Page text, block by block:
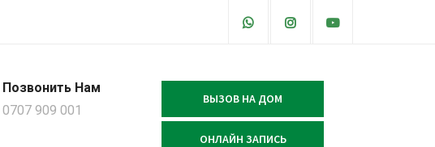
Позвонить Нам
0707 909 001
ВЫЗОВ НА ДОМ
ОНЛАЙН ЗАПИСЬ